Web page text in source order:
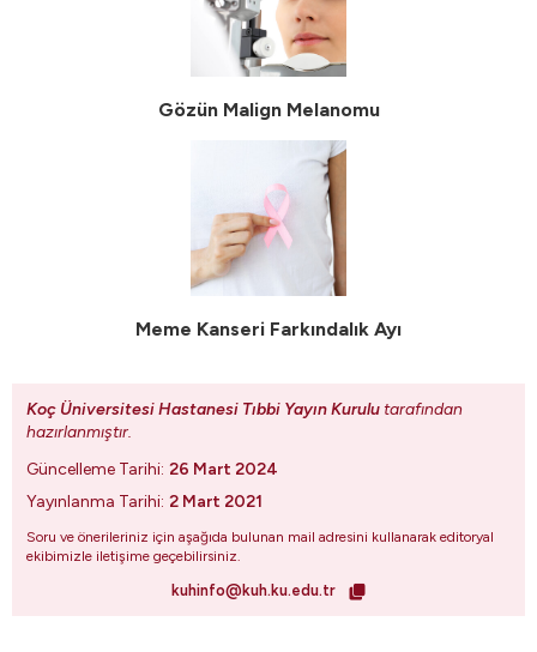
Gözün Malign Melanomu
Meme Kanseri Farkındalık Ayı
Koç Üniversitesi Hastanesi Tıbbi Yayın Kurulu tarafından
hazırlanmıştır.
Güncelleme Tarihi: 26 Mart 2024
Yayınlanma Tarihi: 2 Mart 2021
Soru ve önerileriniz için aşağıda bulunan mail adresini kullanarak editoryal
ekibimizle iletişime geçebilirsiniz.
kuhinfo@kuh.ku.edu.tr